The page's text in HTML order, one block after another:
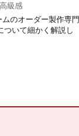
高級感
のオーダー製作専門
ついて細かく解説し